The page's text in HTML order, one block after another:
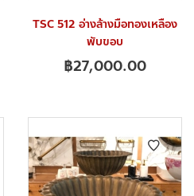
TSC 512 อ่างล้างมือทองเหลือง
พับขอบ
฿27,000.00